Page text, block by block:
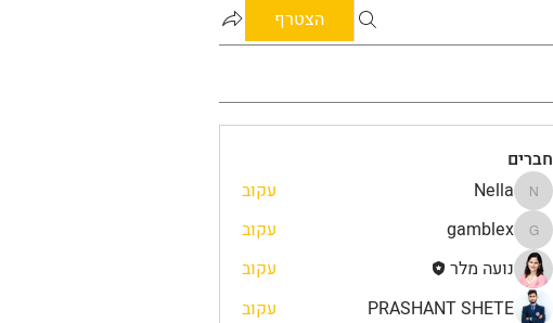
הצטרף
חברים
Nella
Nella עקוב
gamblex
gamblex
עקוב
נועה מלר
עקוב
PRASHANT SHETE
עקוב